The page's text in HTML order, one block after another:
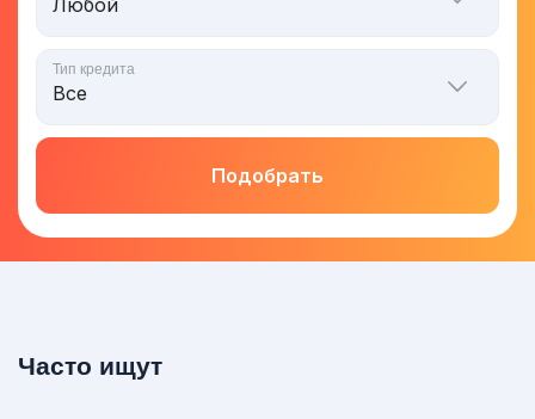
Тип кредита
Подобрать
Часто ищут